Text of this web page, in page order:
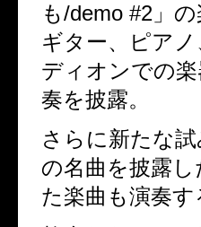
も/demo #2 」
ギター、ピア
ディオンでの
奏を披露。
さらに新たな
の名曲を披露
た楽曲も演奏す